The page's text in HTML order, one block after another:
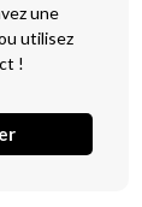
une
utilisez
!